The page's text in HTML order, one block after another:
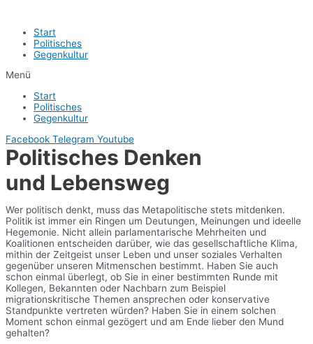
Start
Politisches
Gegenkultur
Menü
Start
Politisches
Gegenkultur
Facebook Telegram Youtube
Politisches Denken
und Lebensweg
Wer politisch denkt, muss das Metapolitische stets mitdenken.
Politik ist immer ein Ringen um Deutungen, Meinungen und ideelle
Hegemonie. Nicht allein parlamentarische Mehrheiten und
Koalitionen entscheiden darüber, wie das gesellschaftliche Klima,
mithin der Zeitgeist unser Leben und unser soziales Verhalten
gegenüber unseren Mitmenschen bestimmt. Haben Sie auch
schon einmal überlegt, ob Sie in einer bestimmten Runde mit
Kollegen, Bekannten oder Nachbarn zum Beispiel
migrationskritische Themen ansprechen oder konservative
Standpunkte vertreten würden? Haben Sie in einem solchen
Moment schon einmal gezögert und am Ende lieber den Mund
gehalten?